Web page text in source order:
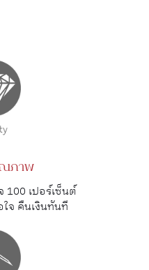
ภาพ
100 เปอร์เซ็นต์
จ คืนเงินทันที